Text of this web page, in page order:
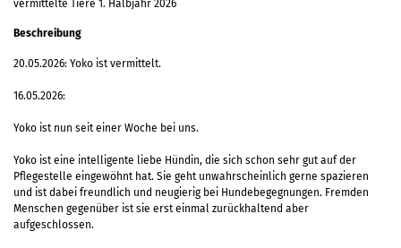
vermittelte Tiere 1. Halbjahr 2026
Beschreibung
20.05.2026: Yoko ist vermittelt.
16.05.2026:
Yoko ist nun seit einer Woche bei uns.
Yoko ist eine intelligente liebe Hündin, die sich schon sehr gut auf der
Pflegestelle eingewöhnt hat. Sie geht unwahrscheinlich gerne spazieren
und ist dabei freundlich und neugierig bei Hundebegegnungen. Fremden
Menschen gegenüber ist sie erst einmal zurückhaltend aber
aufgeschlossen.